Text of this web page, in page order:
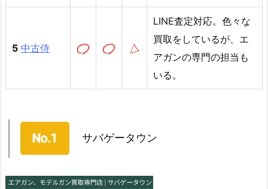
5 中古侍
LINE査定対応。色々な
買取をしているが、エ
アガンの専門の担当も
いる。
サバゲータウン